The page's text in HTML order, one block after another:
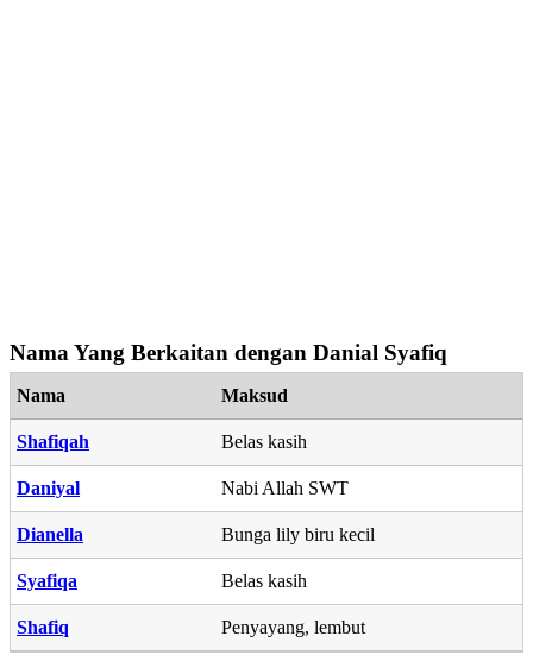
Nama Yang Berkaitan dengan Danial Syafiq
Nama Maksud
Shafiqah Belas kasih
Daniyal Nabi Allah SWT
Dianella Bunga lily biru kecil
Syafiqa Belas kasih
Shafiq Penyayang, lembut